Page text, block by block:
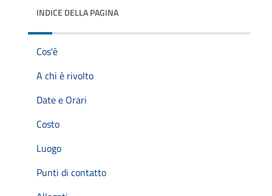
INDICE DELLA PAGINA
Cos'è
A chi è rivolto
Date e Orari
Costo
Luogo
Punti di contatto